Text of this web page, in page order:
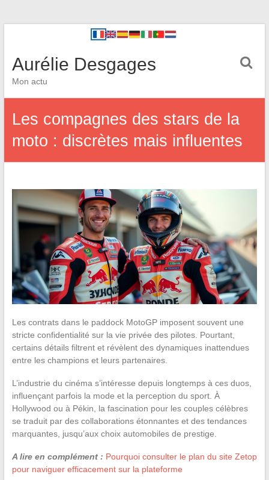
Aurélie Desgages
Mon actu
Les compagnes des stars de la
moto : discrètes mais influentes
Les contrats dans le paddock MotoGP imposent souvent une
stricte confidentialité sur la vie privée des pilotes. Pourtant,
certains détails filtrent et révèlent des dynamiques inattendues
entre les champions et leurs partenaires.
L’industrie du cinéma s’intéresse depuis longtemps à ces duos,
influençant parfois la mode et la perception du sport. À
Hollywood ou à Pékin, la fascination pour les couples célèbres
se traduit par des collaborations étonnantes et des tendances
marquantes, jusqu’aux choix automobiles de prestige.
A lire en complément : Pourquoi consulter le plan du site Zetop
pour naviguer efficacement sur la plateforme